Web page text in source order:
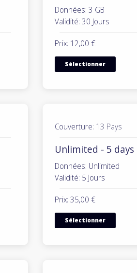
Données: 3 GB
Validité: 30 Jours
Prix: 12,00 €
Sélectionner
Couverture: 13 Pays
Unlimited - 5 days
Données: Unlimited
Validité: 5 Jours
Prix: 35,00 €
Sélectionner